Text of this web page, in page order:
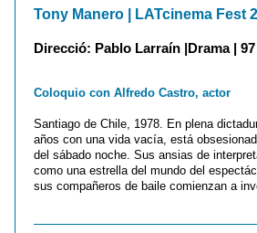
Tony Manero | LATcinema Fest
Direcció: Pablo Larraín |Drama |
Coloquio con Alfredo Castro, actor
Santiago de Chile, 1978. En plena
años con una vida vacía, está
del sábado noche. Sus ansias de
como una estrella del mundo del
sus compañeros de baile comienzan a